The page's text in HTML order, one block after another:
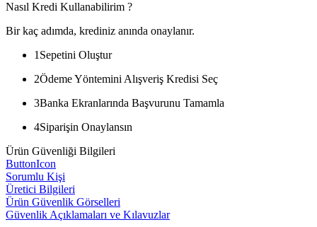
Nasıl Kredi Kullanabilirim ?
Bir kaç adımda, krediniz anında onaylanır.
1 Sepetini Oluştur
2Ödeme Yöntemini Alışveriş Kredisi Seç
3Banka Ekranlarında Başvurunu Tamamla
4Siparişin Onaylansın
Ürün Güvenliği Bilgileri
ButtonIcon
Sorumlu Kişi
Üretici Bilgileri
Ürün Güvenlik Görselleri
Güvenlik Açıklamaları ve Kılavuzlar